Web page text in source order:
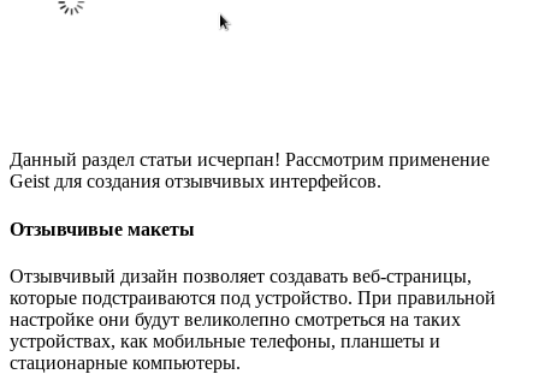
Данный раздел статьи исчерпан! Рассмотрим применение
Geist для создания отзывчивых интерфейсов.
Отзывчивые макеты
Отзывчивый дизайн позволяет создавать веб-страницы,
которые подстраиваются под устройство. При правильной
настройке они будут великолепно смотреться на таких
устройствах, как мобильные телефоны, планшеты и
стационарные компьютеры.